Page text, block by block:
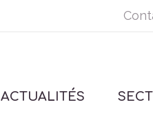
ACTUALITÉS